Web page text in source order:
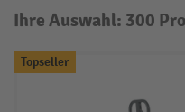
Ihre Auswahl: 300
Topseller